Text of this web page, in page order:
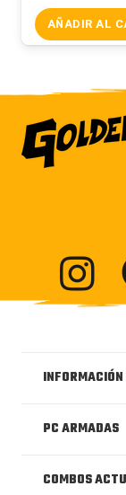
AÑADIR AL
INFORMACIÓN
PC ARMADAS
COMBOS